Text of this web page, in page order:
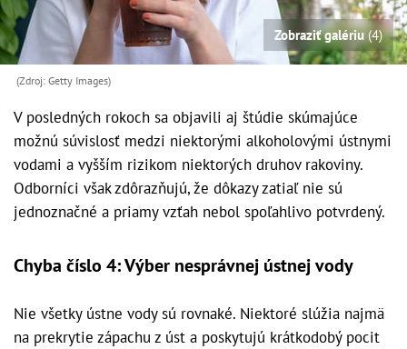
Zobraziť galériu (4)
(Zdroj: Getty Images)
V posledných rokoch sa objavili aj štúdie skúmajúce
možnú súvislosť medzi niektorými alkoholovými ústnymi
vodami a vyšším rizikom niektorých druhov rakoviny.
Odborníci však zdôrazňujú, že dôkazy zatiaľ nie sú
jednoznačné a priamy vzťah nebol spoľahlivo potvrdený.
Chyba číslo 4: Výber nesprávnej ústnej vody
Nie všetky ústne vody sú rovnaké. Niektoré slúžia najmä
na prekrytie zápachu z úst a poskytujú krátkodobý pocit